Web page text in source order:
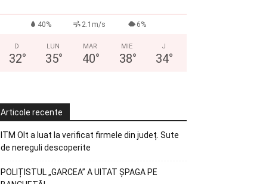
40% 2.1m/s 6%
D
32°
LUN
35°
MAR
40°
MIE
38°
J
34°
Articole recente
ITM Olt a luat la verificat firmele din județ. Sute
de nereguli descoperite
POLIȚISTUL „GARCEA” A UITAT ȘPAGA PE